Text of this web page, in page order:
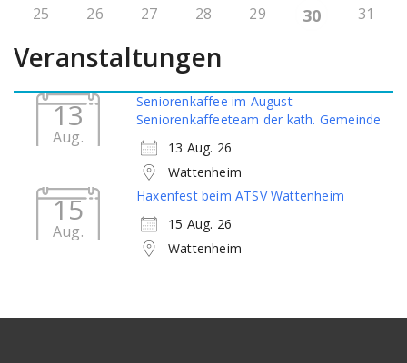
25 26 27 28 29 30 31
Veranstaltungen
13
Aug.
Seniorenkaffee im August -
Seniorenkaffeeteam der kath. Gemeinde
13 Aug. 26
Wattenheim
15
Aug.
Haxenfest beim ATSV Wattenheim
15 Aug. 26
Wattenheim